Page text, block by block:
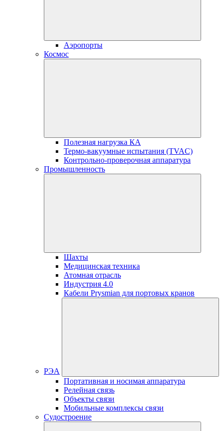
Аэропорты
Космос
Полезная нагрузка КА
Термо-вакуумные испытания (TVAC)
Контрольно-проверочная аппаратура
Промышленность
Шахты
Медицинская техника
Атомная отрасль
Индустрия 4.0
Кабели Prysmian для портовых кранов
РЭА
Портативная и носимая аппаратура
Релейная связь
Объекты связи
Мобильные комплексы связи
Судостроение